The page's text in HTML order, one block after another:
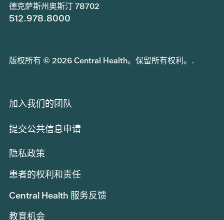
德克萨斯州奥斯汀 78702
512.978.8000
版权所有 © 2026 Central Health。保留所有权利。.
加入我们的团队
提交公共信息申请
隐私政策
患者的权利和责任
Central Health 服务反馈
教育机会